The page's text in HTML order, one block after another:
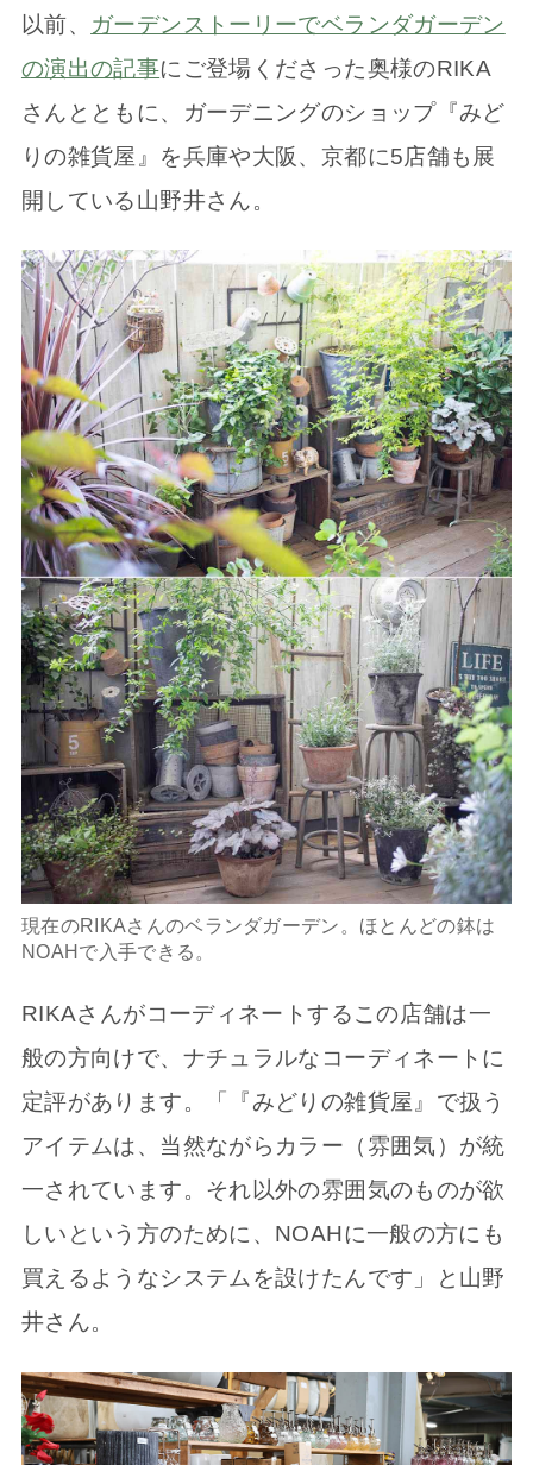
以前、 ガーデンストーリーでベランダガーデン
の演出の記事にご登場くださった奥様のRIKA
さんとともに、ガーデニングのショップ『みど
りの雑貨屋』を兵庫や大阪、京都に5店舗も展
開している山野井さん。
現在のRIKAさんのベランダガーデン。ほとんどの鉢は
NOAHで入手できる。
RIKAさんがコーディネートするこの店舗は一
般の方向けで、ナチュラルなコーディネートに
定評があります。「『みどりの雑貨屋』で扱う
アイテムは、当然ながらカラー（雰囲気）が統
一されています。それ以外の雰囲気のものが欲
しいという方のために、NOAHに一般の方にも
買えるようなシステムを設けたんです」と山野
井さん。